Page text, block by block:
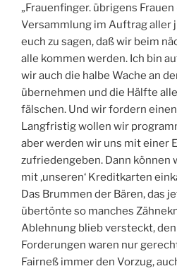
„Frauenfinger. übrigens
Versammlung im Auftrag aller
euch zu sagen, daß wir beim
alle kommen werden. Ich bin
wir auch die halbe Wache an
übernehmen und die Hälfte
fälschen. Und wir fordern
Langfristig wollen wir
aber werden wir uns mit einer
zufriedengeben. Dann können
mit ‚unseren‘ Kreditkarten
Das Brummen der Bären, das
übertönte so manches
Ablehnung blieb versteckt,
Forderungen waren nur
Fairneß immer den Vorzug,